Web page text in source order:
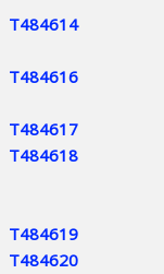
T484614
T484616
T484617
T484618
T484619
T484620